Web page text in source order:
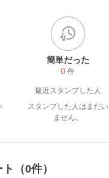
簡単だった
0 件
最近スタンプした人
スタンプした人はまだい
ません。
（0件）